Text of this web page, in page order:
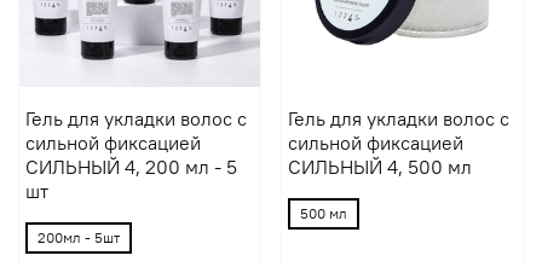
Гель для укладки волос с
сильной фиксацией
СИЛЬНЫЙ 4, 200 мл - 5
шт
200мл - 5шт
Гель для укладки волос с
сильной фиксацией
СИЛЬНЫЙ 4, 500 мл
500 мл